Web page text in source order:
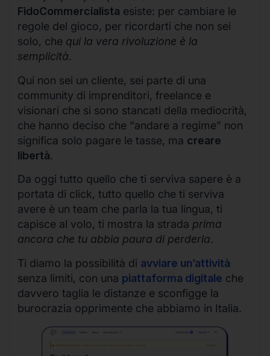
FidoCommercialista esiste: per cambiare le
regole del gioco, per ricordarti che non sei
solo, che qui la vera rivoluzione è la
semplicità.
Qui non sei un cliente, sei parte di una
community di imprenditori, freelance e
visionari che si sono stancati della mediocrità,
che hanno deciso che “andare a regime” non
significa solo pagare le tasse, ma creare
libertà.
Da oggi tutto quello che ti serviva sapere è a
portata di click, tutto quello che ti serviva
avere è un team che parla la tua lingua, ti
capisce al volo, ti mostra la strada prima
ancora che tu abbia paura di perderla.
Ti diamo la possibilità di avviare un’attività
senza limiti, con una piattaforma digitale che
davvero taglia le distanze e sconfigge la
burocrazia opprimente che abbiamo in Italia.